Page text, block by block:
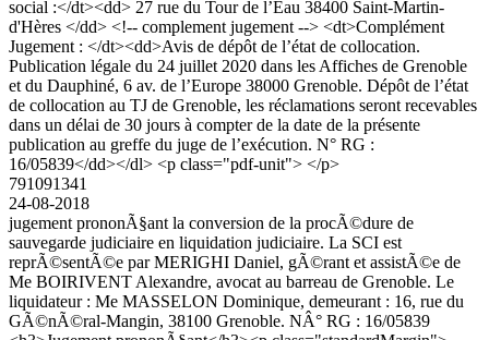
social :</dt><dd> 27 rue du Tour de l’Eau 38400 Saint-Martin-
d'Hères </dd> <!-- complement jugement --> <dt>Complément
Jugement : </dt><dd>Avis de dépôt de l’état de collocation.
Publication légale du 24 juillet 2020 dans les Affiches de Grenoble
et du Dauphiné, 6 av. de l’Europe 38000 Grenoble. Dépôt de l’état
de collocation au TJ de Grenoble, les réclamations seront recevables
dans un délai de 30 jours à compter de la date de la présente
publication au greffe du juge de l’exécution. N° RG :
16/05839</dd></dl> <p class="pdf-unit"> </p>
791091341
24-08-2018
jugement prononÃ§ant la conversion de la procÃ©dure de
sauvegarde judiciaire en liquidation judiciaire. La SCI est
reprÃ©sentÃ©e par MERIGHI Daniel, gÃ©rant et assistÃ©e de
Me BOIRIVENT Alexandre, avocat au barreau de Grenoble. Le
liquidateur : Me MASSELON Dominique, demeurant : 16, rue du
GÃ©nÃ©ral-Mangin, 38100 Grenoble. NÂ° RG : 16/05839